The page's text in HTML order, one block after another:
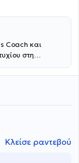
Coach και
στη
(Certificate
στο
το Εθνικό και
και Coaching
(coaches).
Κλείσε ραντεβού